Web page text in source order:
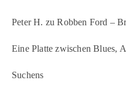
Peter H. zuRobben Ford –
Eine Platte zwischen Blues,
Suchens